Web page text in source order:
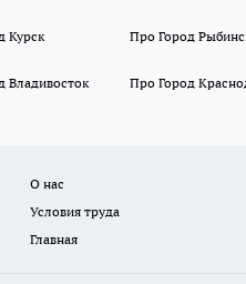
Курск Про Город
Владивосток Про Город
О нас
Условия труда
Главная